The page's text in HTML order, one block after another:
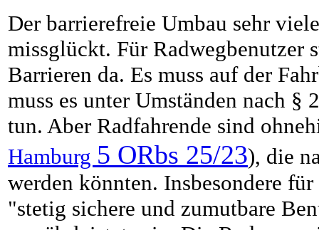
Der barrierefreie Umbau sehr
missglückt. Für Radwegbenutzer
Barrieren da. Es muss auf der
muss es unter Umständen nach §
tun. Aber Radfahrende sind
Hamburg 5 ORbs 25/23), die
werden könnten. Insbesondere
"stetig sichere und zumutbare